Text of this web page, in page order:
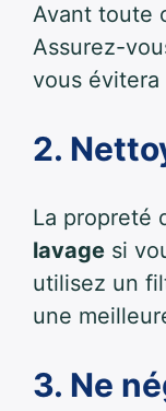
Avant toute
Assurez-
vous évitera
2.
La propreté
lavage si
utilisez un
une
3. Ne